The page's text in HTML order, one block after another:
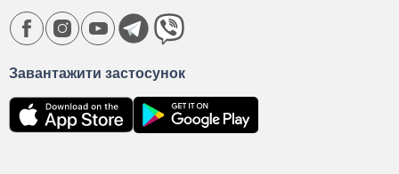
Завантажити застосунок